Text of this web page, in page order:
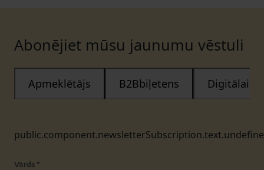
Abonējiet mūsu jaunumu vēstuli
Apmeklētājs B2Bbiļetens Digitālais
Vārds *